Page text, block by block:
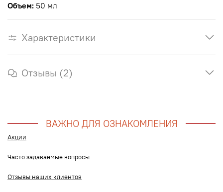
Объем: 50 мл
Характеристики
Отзывы (2)
ВАЖНО ДЛЯ ОЗНАКОМЛЕНИЯ
Акции
Часто задаваемые вопросы
Отзывы наших клиентов